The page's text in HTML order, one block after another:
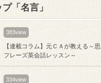
「名言」
383view
【連載コラム】元ＣＡが教える～
フレーズ英会話レッスン～
334view